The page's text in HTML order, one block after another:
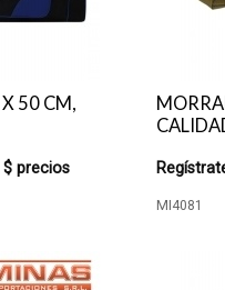
X 50 CM,
$ precios
MI4081